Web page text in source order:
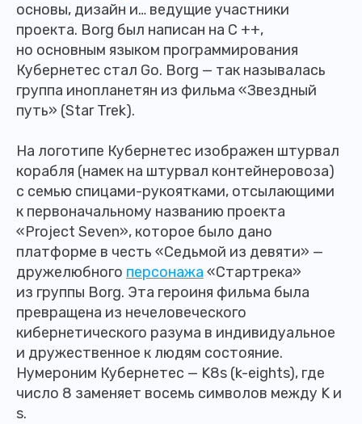
основы, дизайн и… ведущие участники
проекта. Borg был написан на C ++,
но основным языком программирования
Кубернетес стал Go. Borg — так называлась
группа инопланетян из фильма «Звездный
путь» (Star Trek).
На логотипе Кубернетес изображен штурвал
корабля (намек на штурвал контейнеровоза)
с семью спицами-рукоятками, отсылающими
к первоначальному названию проекта
«Project Seven», которое было дано
платформе в честь «Седьмой из девяти» —
дружелюбного персонажа «Стартрека»
из группы Borg. Эта героиня фильма была
превращена из нечеловеческого
кибернетического разума в индивидуальное
и дружественное к людям состояние.
Нумероним Кубернетес — K8s (k-eights), где
число 8 заменяет восемь символов между K и
s.